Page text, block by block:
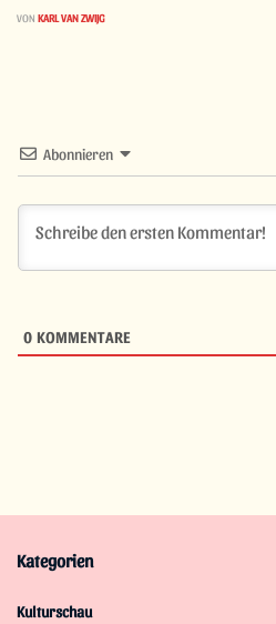
VON KARL VAN ZWIJG
Abonnieren
0 KOMMENTARE
Kategorien
Kulturschau